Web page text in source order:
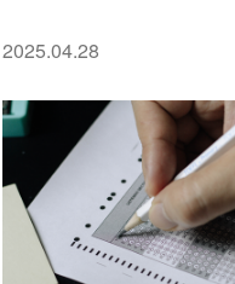
2025.04.28